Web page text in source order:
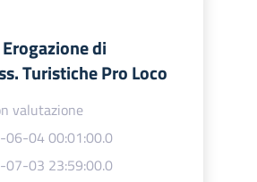
di
Turistiche Pro Loco
valutazione
06-04 00:01:00.0
07-03 23:59:00.0